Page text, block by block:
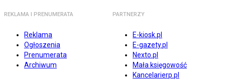
REKLAMA I PRENUMERATA
Reklama
Ogłoszenia
Prenumerata
Archiwum
PARTNERZY
E-kiosk.pl
E-gazety.pl
Nexto.pl
Mała księgowość
Kancelarierp.pl